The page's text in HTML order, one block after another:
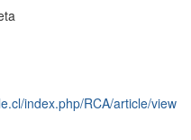
index.php/RCA/article/view